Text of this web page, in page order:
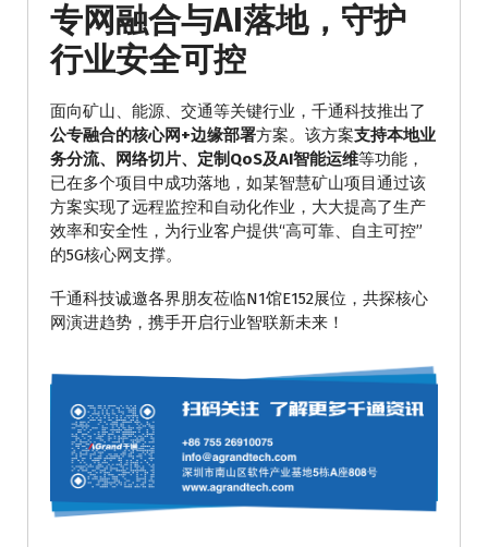
专网融合与AI落地， 守护
行业安全可控
面向矿山、能源、交通等关键行业，千通科技推出了
公专融合的核心网+边缘部署方案。该方案支持本地业
务分流、网络切片、定制QoS及AI智能运维等功能，
已在多个项目中成功落地，如某智慧矿山项目通过该
方案实现了远程监控和自动化作业，大大提高了生产
效率和安全性，为行业客户提供“高可靠、自主可控”
的5G核心网支撑。
千通科技诚邀各界朋友莅临N1馆E152展位，共探核心
网演进趋势，携手开启行业智联新未来！